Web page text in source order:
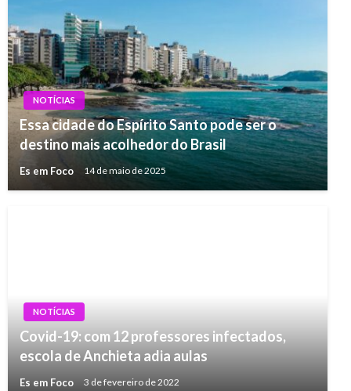
NOTÍCIAS
Essa cidade do Espírito Santo pode ser o
destino mais acolhedor do Brasil
Es em Foco 14 de maio de 2025
NOTÍCIAS
Covid-19: com 12 professores infectados,
escola de Anchieta adia aulas
Es em Foco 3 de fevereiro de 2022